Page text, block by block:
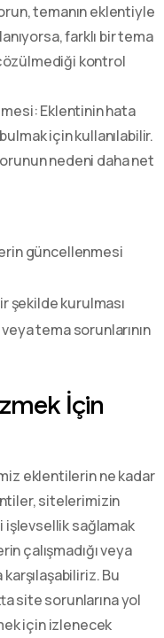
temanın eklentiyle
farklı bir tema
kontrol
Eklentinin hata
için kullanılabilir.
nedeni daha net
güncellenmesi
şekilde kurulması
tema sorunlarının
İçin
eklentilerin ne kadar
sitelerimizin
işlevsellik sağlamak
çalışmadığı veya
karşılaşabiliriz. Bu
site sorunlarına yol
için izlenecek